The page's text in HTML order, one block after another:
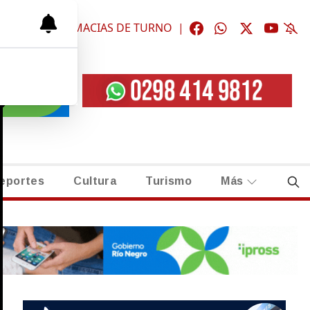
| FARMACIAS DE TURNO |
Cultura Turismo Más